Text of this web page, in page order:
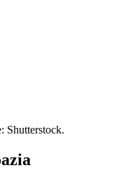
Shutterstock.